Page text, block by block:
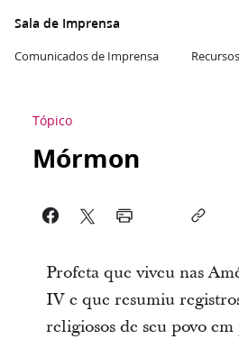
Sala de Imprensa
Comunicados de Imprensa Recursos
Tópico
Mórmon
Profeta que viveu nas
IV e que resumiu
religiosos de seu povo